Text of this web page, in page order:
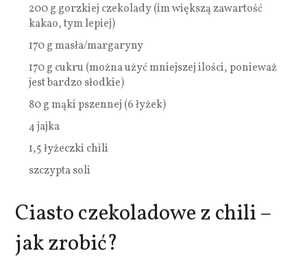
200 g gorzkiej czekolady (im większą zawartość
kakao, tym lepiej)
170 g masła/margaryny
170 g cukru (można użyć mniejszej ilości, ponieważ
jest bardzo słodkie)
80 g mąki pszennej (6 łyżek)
4 jajka
1,5 łyżeczki chili
szczypta soli
Ciasto czekoladowe z chili –
jak zrobić?